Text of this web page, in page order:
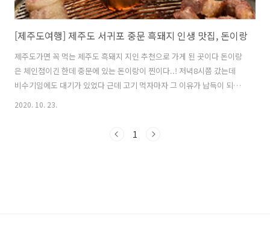
[제주도여행] 제주도 서귀포 중문 흑돼지 인생 맛집, 돈이랑
제주도가면 꼭 먹는 제주도 흑돼지 지인 추천으로 가게 된 곳이다 돈이랑
은 체인점이긴 한데 중문에 있는 돈이랑이 찐이다..! 저녁8시쯤 갔는데
비수기임에도 대기가 있었다 근데 고기 먹자마자 그 이유가 납득이 되고
인정 고기는 다 구워주시는데 목살을 입에 넣는 순간 녹아내린다 지금까
지만 제주도의 유명한 고깃집은 거의 다 목살만 따로 추가가 안됬던것 같
2020. 10. 23.
1